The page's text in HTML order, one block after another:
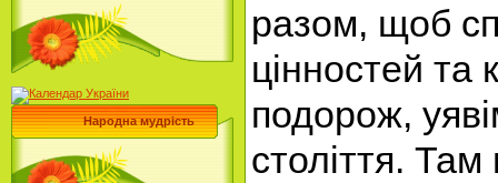
Народна мудрість
разом, щоб
цінностей та
подорож,
століття. Там